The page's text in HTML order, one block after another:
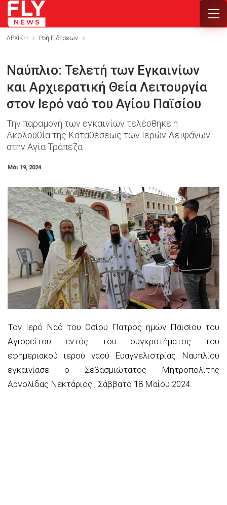
ΑΡΧΙΚΗ Ροή Ειδήσεων
Ναύπλιο: Τελετή των Εγκαινίων
και Αρχιερατική Θεία Λειτουργία
στον Ιερό ναό του Αγίου Παϊσίου
Την παραμονή των εγκαινίων τελέσθηκε η
Ακολουθία της Καταθέσεως των Ιερών Λειψάνων
στην Αγία Τράπεζα
Μάι 19, 2024
Τον Ιερό Ναό του Οσίου Πατρός ημών Παϊσίου του
Αγιορείτου εντός του συγκροτήματος του
εφημεριακού ιερού ναού Ευαγγελιστρίας Ναυπλίου
εγκαινίασε ο Σεβασμιώτατος Μητροπολίτης
Αργολίδας Νεκτάριος , Σάββατο 18 Μαΐου 2024.